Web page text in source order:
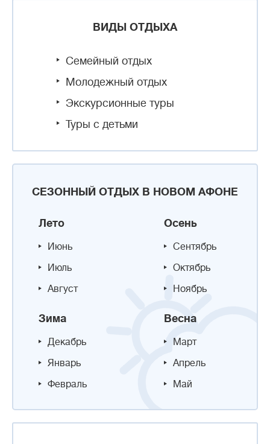
ВИДЫ ОТДЫХА
Семейный отдых
Молодежный отдых
Экскурсионные туры
Туры с детьми
СЕЗОННЫЙ ОТДЫХ В НОВОМ АФОНЕ
Лето
Июнь
Июль
Август
Осень
Сентябрь
Октябрь
Ноябрь
Зима
Декабрь
Январь
Февраль
Весна
Март
Апрель
Май